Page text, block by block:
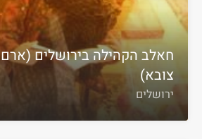
חאלב הקהילה בירושלים (ארם
צובא)
ירושלים